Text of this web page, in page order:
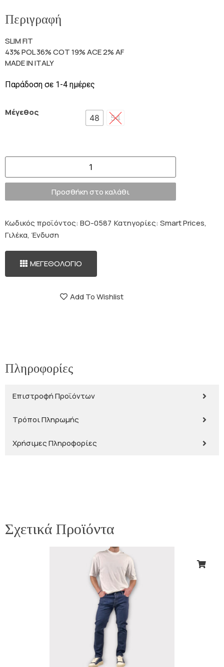
Περιγραφή
SLIM FIT
43% POL 36% COT 19% ACE 2% AF
MADE IN ITALY
Παράδοση σε 1-4 ημέρες
Μέγεθος
48 54
Προσθήκη στο καλάθι
Κωδικός προϊόντος:BO-0587 Κατηγορίες:Smart Prices,
Γιλέκα, Ένδυση
ΜΕΓΕΘΟΛΟΓΙΟ
Add To Wishlist
Πληροφορίες
Επιστροφή Προϊόντων
Τρόποι Πληρωμής
Χρήσιμες Πληροφορίες
Σχετικά Προϊόντα